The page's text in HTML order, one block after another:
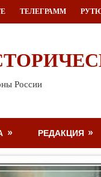
ТЕЛЕГРАММ
России
РЕДАКЦИЯ